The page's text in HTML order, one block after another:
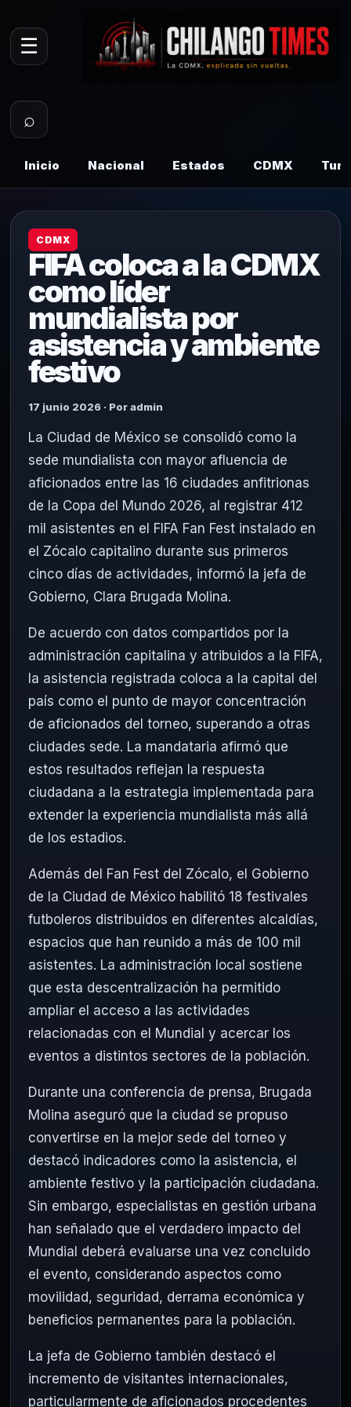
☰
⌕
Inicio Nacional Estados CDMX
CDMX
FIFA coloca a la CDMX
como líder
mundialista por
asistencia y ambiente
festivo
17 junio 2026 · Por admin
La Ciudad de México se consolidó como la
sede mundialista con mayor afluencia de
aficionados entre las 16 ciudades anfitrionas
de la Copa del Mundo 2026, al registrar 412
mil asistentes en el FIFA Fan Fest instalado en
el Zócalo capitalino durante sus primeros
cinco días de actividades, informó la jefa de
Gobierno, Clara Brugada Molina.
De acuerdo con datos compartidos por la
administración capitalina y atribuidos a la FIFA,
la asistencia registrada coloca a la capital del
país como el punto de mayor concentración
de aficionados del torneo, superando a otras
ciudades sede. La mandataria afirmó que
estos resultados reflejan la respuesta
ciudadana a la estrategia implementada para
extender la experiencia mundialista más allá
de los estadios.
Además del Fan Fest del Zócalo, el Gobierno
de la Ciudad de México habilitó 18 festivales
futboleros distribuidos en diferentes alcaldías,
espacios que han reunido a más de 100 mil
asistentes. La administración local sostiene
que esta descentralización ha permitido
ampliar el acceso a las actividades
relacionadas con el Mundial y acercar los
eventos a distintos sectores de la población.
Durante una conferencia de prensa, Brugada
Molina aseguró que la ciudad se propuso
convertirse en la mejor sede del torneo y
destacó indicadores como la asistencia, el
ambiente festivo y la participación ciudadana.
Sin embargo, especialistas en gestión urbana
han señalado que el verdadero impacto del
Mundial deberá evaluarse una vez concluido
el evento, considerando aspectos como
movilidad, seguridad, derrama económica y
beneficios permanentes para la población.
La jefa de Gobierno también destacó el
incremento de visitantes internacionales,
particularmente de aficionados procedentes